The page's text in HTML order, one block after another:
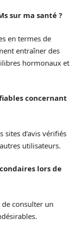
sur ma santé ?
en termes de
entraîner des
hormonaux et
concernant
sites d’avis vérifiés
utilisateurs.
lors de
consulter un